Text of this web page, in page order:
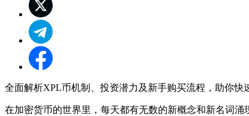
全面解析XPL币机制、投资潜力及新手购买流程，助你快
在加密货币的世界里，每天都有无数的新概念和新名词